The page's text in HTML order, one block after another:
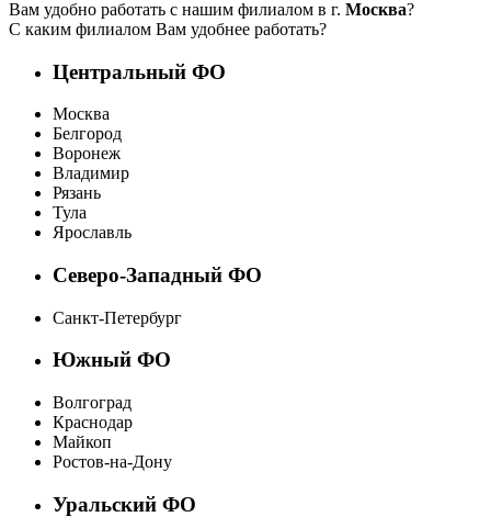
Вам удобно работать с нашим филиалом в г. Москва?
С каким филиалом Вам удобнее работать?
Центральный ФО
Москва
Белгород
Воронеж
Владимир
Рязань
Тула
Ярославль
Северо-Западный ФО
Санкт-Петербург
Южный ФО
Волгоград
Краснодар
Майкоп
Ростов-на-Дону
Уральский ФО